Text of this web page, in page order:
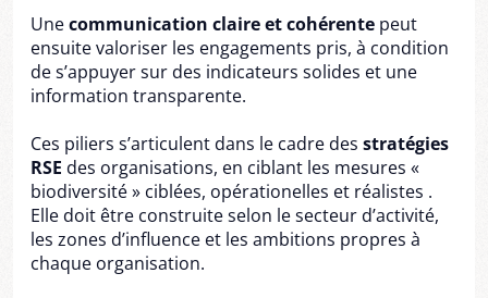
Unecommunication claire et cohérente peut
ensuite valoriser les engagements pris, à condition
de s’appuyer sur des indicateurs solides et une
information transparente.
Ces piliers s’articulent dans le cadre des stratégies
RSE des organisations, en ciblant les mesures «
biodiversité » ciblées, opérationelles et réalistes .
Elle doit être construite selon le secteur d’activité,
les zones d’influence et les ambitions propres à
chaque organisation.